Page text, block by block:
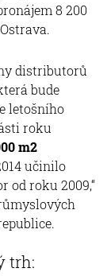
8 200
distributorů
bude
letošního
roku
m2
učinilo
od roku 2009,“
trh: